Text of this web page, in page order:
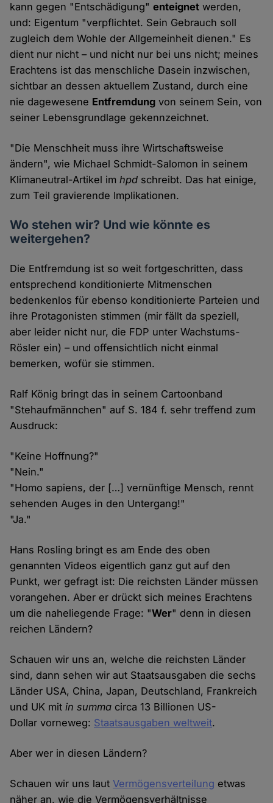
kann gegen "Entschädigung"enteignet werden,
und: Eigentum "verpflichtet. Sein Gebrauch soll
zugleich dem Wohle der Allgemeinheit dienen." Es
dient nur nicht – und nicht nur bei uns nicht; meines
Erachtens ist das menschliche Dasein inzwischen,
sichtbar an dessen aktuellem Zustand, durch eine
nie dagewesene Entfremdung von seinem Sein, von
seiner Lebensgrundlage gekennzeichnet.
"Die Menschheit muss ihre Wirtschaftsweise
ändern", wie Michael Schmidt-Salomon in seinem
Klimaneutral-Artikel imhpd schreibt. Das hat einige,
zum Teil gravierende Implikationen.
Wo stehen wir? Und wie könnte es
weitergehen?
Die Entfremdung ist so weit fortgeschritten, dass
entsprechend konditionierte Mitmenschen
bedenkenlos für ebenso konditionierte Parteien und
ihre Protagonisten stimmen (mir fällt da speziell,
aber leider nicht nur, die FDP unter Wachstums-
Rösler ein) – und offensichtlich nicht einmal
bemerken, wofür sie stimmen.
Ralf König bringt das in seinem Cartoonband
"Stehaufmännchen" auf S. 184 f. sehr treffend zum
Ausdruck:
"Keine Hoffnung?"
"Nein."
"Homo sapiens, der […] vernünftige Mensch, rennt
sehenden Auges in den Untergang!"
"Ja."
Hans Rosling bringt es am Ende des oben
genannten Videos eigentlich ganz gut auf den
Punkt, wer gefragt ist: Die reichsten Länder müssen
vorangehen. Aber er drückt sich meines Erachtens
um die naheliegende Frage: "Wer" denn in diesen
reichen Ländern?
Schauen wir uns an, welche die reichsten Länder
sind, dann sehen wir aut Staatsausgaben die sechs
Länder USA, China, Japan, Deutschland, Frankreich
und UK mitin summa circa 13 Billionen US-
Dollar vorneweg: Staatsausgaben weltweit.
Aber wer in diesen Ländern?
Schauen wir uns lautVermögensverteilung etwas
näher an, wie die Vermögensverhältnisse